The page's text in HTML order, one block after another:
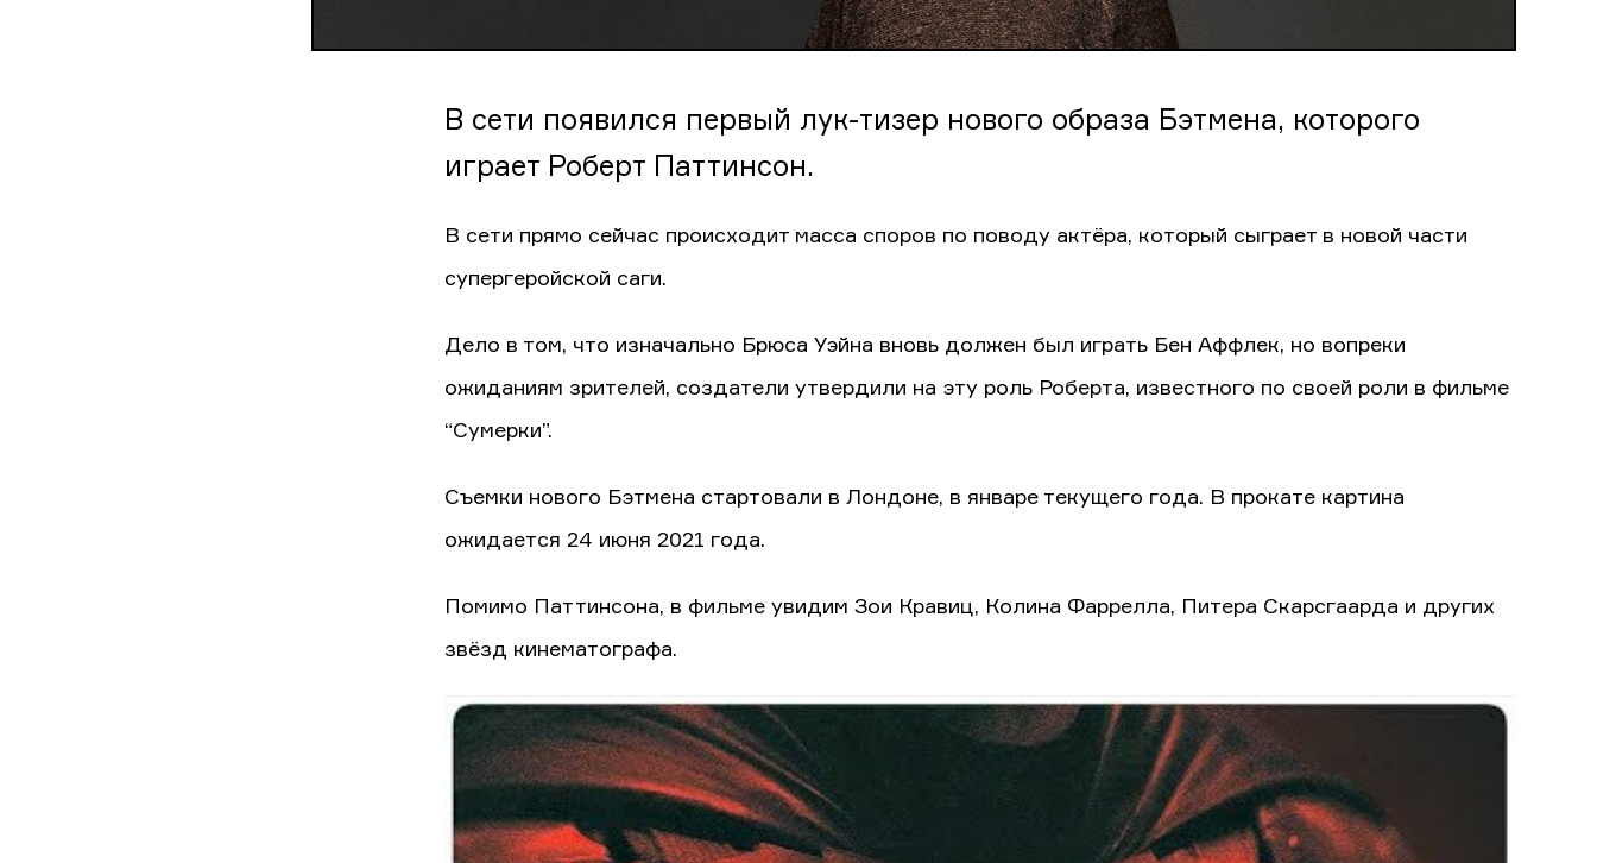
В сети появился первый лук-тизер нового образа Бэтмена, которого
играет Роберт Паттинсон.
В сети прямо сейчас происходит масса споров по поводу актёра, который сыграет в новой части
супергеройской саги.
Дело в том, что изначально Брюса Уэйна вновь должен был играть Бен Аффлек, но вопреки
ожиданиям зрителей, создатели утвердили на эту роль Роберта, известного по своей роли в фильме
“Сумерки”.
Съемки нового Бэтмена стартовали в Лондоне, в январе текущего года. В прокате картина
ожидается 24 июня 2021 года.
Помимо Паттинсона, в фильме увидим Зои Кравиц, Колина Фаррелла, Питера Скарсгаарда и других
звёзд кинематографа.